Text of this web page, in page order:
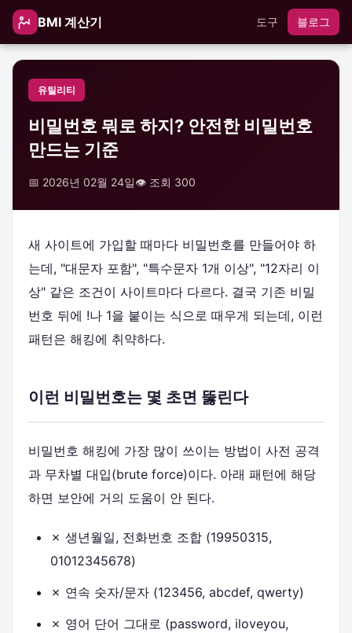
BMI 계산기 도구 블로그
유틸리티
비밀번호 뭐로 하지? 안전한 비밀번호
만드는 기준
📅 2026년 02월 24일👁️ 조회 300
새 사이트에 가입할 때마다 비밀번호를 만들어야 하
는데, "대문자 포함", "특수문자 1개 이상", "12자리 이
상" 같은 조건이 사이트마다 다르다. 결국 기존 비밀
번호 뒤에 !나 1을 붙이는 식으로 때우게 되는데, 이런
패턴은 해킹에 취약하다.
이런 비밀번호는 몇 초면 뚫린다
비밀번호 해킹에 가장 많이 쓰이는 방법이 사전 공격
과 무차별 대입(brute force)이다. 아래 패턴에 해당
하면 보안에 거의 도움이 안 된다.
✗ 생년월일, 전화번호 조합 (19950315,
01012345678)
✗ 연속 숫자/문자 (123456, abcdef, qwerty)
✗ 영어 단어 그대로 (password, iloveyou,